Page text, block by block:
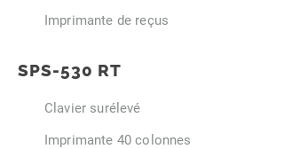
Imprimante de reçus
SPS-530 RT
Clavier surélevé
Imprimante 40 colonnes